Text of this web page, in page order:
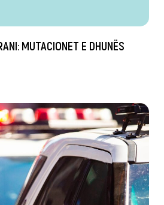
MUTACIONET E DHUNËS